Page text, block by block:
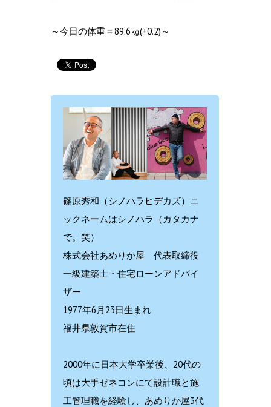
～今日の体重＝89.6㎏(+0.2)～
篠原秀和（シノハラヒデカズ）ニ
ックネームはシノハラ（カタカナ
で。笑）
株式会社あめりか屋 代表取締役
一級建築士・住宅ローンアドバイ
ザー
1977年6月23日生まれ
福井県敦賀市在住
2000年に日本大学卒業後、20代の
頃は大手ゼネコンにて設計職と施
工管理職を経験し、あめりか屋3代